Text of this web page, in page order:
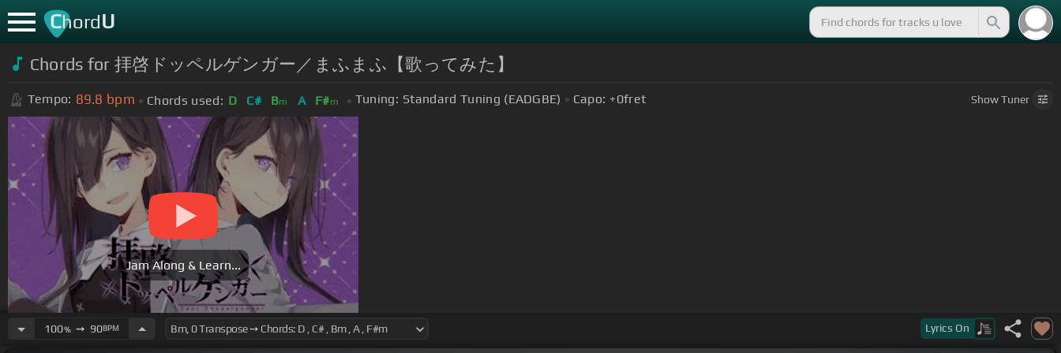
ChordU
Chords for 拝啓ドッペルゲンガー／まふまふ【歌ってみた】
Tempo: 89.8 bpm Chords used: D C# Bm A F#m Tuning: Standard Tuning (EADGBE) Capo: +0fret ShowTuner
Jam Along & Learn...
100%➙ 90BPM Lyrics On